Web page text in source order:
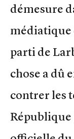
démesure
médiatique
parti de
chose a dû
contrer les